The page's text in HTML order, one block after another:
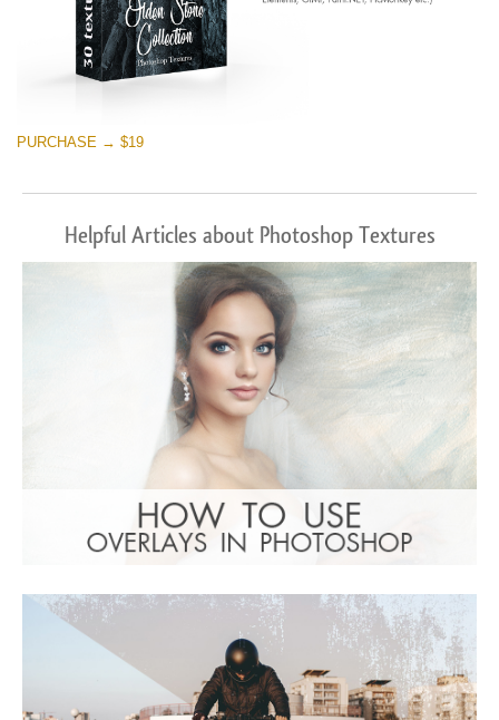
PURCHASE → $19
Helpful Articles about Photoshop Textures